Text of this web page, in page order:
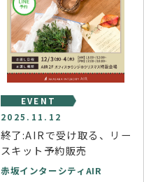
EVENT
2025.11.12
終了:AIRで受け取る、リー
スキット予約販売
赤坂インターシティAIR